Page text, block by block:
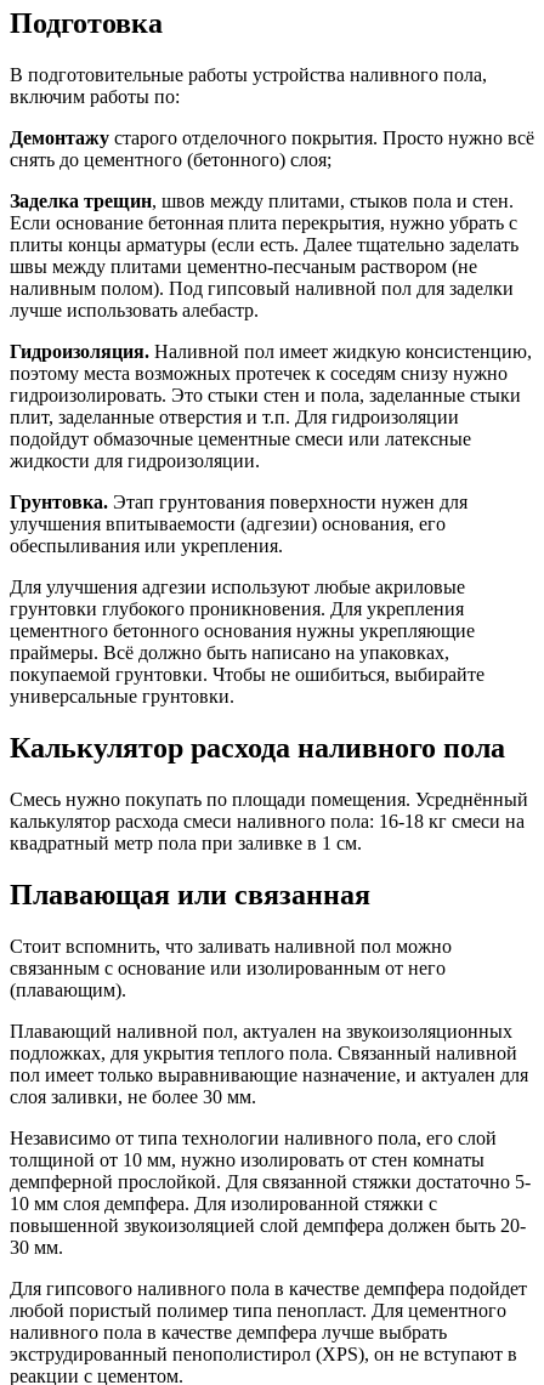
Подготовка
В подготовительные работы устройства наливного пола,
включим работы по:
Демонтажу старого отделочного покрытия. Просто нужно всё
снять до цементного (бетонного) слоя;
Заделка трещин, швов между плитами, стыков пола и стен.
Если основание бетонная плита перекрытия, нужно убрать с
плиты концы арматуры (если есть. Далее тщательно заделать
швы между плитами цементно-песчаным раствором (не
наливным полом). Под гипсовый наливной пол для заделки
лучше использовать алебастр.
Гидроизоляция. Наливной пол имеет жидкую консистенцию,
поэтому места возможных протечек к соседям снизу нужно
гидроизолировать. Это стыки стен и пола, заделанные стыки
плит, заделанные отверстия и т.п. Для гидроизоляции
подойдут обмазочные цементные смеси или латексные
жидкости для гидроизоляции.
Грунтовка. Этап грунтования поверхности нужен для
улучшения впитываемости (адгезии) основания, его
обеспыливания или укрепления.
Для улучшения адгезии используют любые акриловые
грунтовки глубокого проникновения. Для укрепления
цементного бетонного основания нужны укрепляющие
праймеры. Всё должно быть написано на упаковках,
покупаемой грунтовки. Чтобы не ошибиться, выбирайте
универсальные грунтовки.
Калькулятор расхода наливного пола
Смесь нужно покупать по площади помещения. Усреднённый
калькулятор расхода смеси наливного пола: 16-18 кг смеси на
квадратный метр пола при заливке в 1 см.
Плавающая или связанная
Стоит вспомнить, что заливать наливной пол можно
связанным с основание или изолированным от него
(плавающим).
Плавающий наливной пол, актуален на звукоизоляционных
подложках, для укрытия теплого пола. Связанный наливной
пол имеет только выравнивающие назначение, и актуален для
слоя заливки, не более 30 мм.
Независимо от типа технологии наливного пола, его слой
толщиной от 10 мм, нужно изолировать от стен комнаты
демпферной прослойкой. Для связанной стяжки достаточно 5-
10 мм слоя демпфера. Для изолированной стяжки с
повышенной звукоизоляцией слой демпфера должен быть 20-
30 мм.
Для гипсового наливного пола в качестве демпфера подойдет
любой пористый полимер типа пенопласт. Для цементного
наливного пола в качестве демпфера лучше выбрать
экструдированный пенополистирол (XPS), он не вступают в
реакции с цементом.